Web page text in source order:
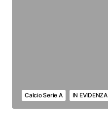
Calcio Serie A IN EVIDENZA